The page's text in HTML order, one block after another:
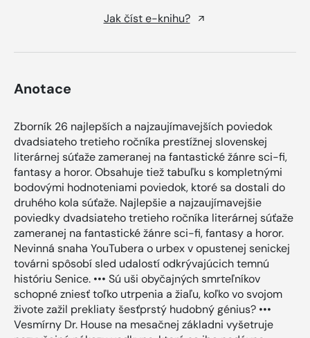
Jak číst e-knihu?
Anotace
Zborník 26 najlepších a najzaujímavejších poviedok
dvadsiateho tretieho ročníka prestížnej slovenskej
literárnej súťaže zameranej na fantastické žánre sci-fi,
fantasy a horor. Obsahuje tiež tabuľku s kompletnými
bodovými hodnoteniami poviedok, ktoré sa dostali do
druhého kola súťaže. Najlepšie a najzaujímavejšie
poviedky dvadsiateho tretieho ročníka literárnej súťaže
zameranej na fantastické žánre sci-fi, fantasy a horor.
Nevinná snaha YouTubera o urbex v opustenej senickej
továrni spôsobí sled udalostí odkrývajúcich temnú
históriu Senice. ••• Sú uši obyčajných smrteľníkov
schopné zniesť toľko utrpenia a žiaľu, koľko vo svojom
živote zažil prekliaty šesťprstý hudobný génius? •••
Vesmírny Dr. House na mesačnej základni vyšetruje